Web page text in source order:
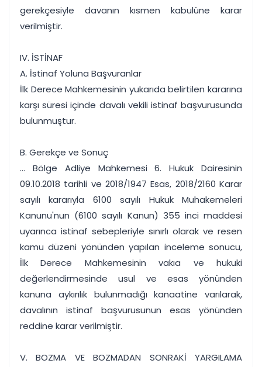
gerekçesiyle davanın kısmen kabulüne karar
verilmiştir.
IV. İSTİNAF
A. İstinaf Yoluna Başvuranlar
İlk Derece Mahkemesinin yukarıda belirtilen kararına
karşı süresi içinde davalı vekili istinaf başvurusunda
bulunmuştur.
B. Gerekçe ve Sonuç
... Bölge Adliye Mahkemesi 6. Hukuk Dairesinin
09.10.2018 tarihli ve 2018/1947 Esas, 2018/2160 Karar
sayılı kararıyla 6100 sayılı Hukuk Muhakemeleri
Kanunu'nun (6100 sayılı Kanun) 355 inci maddesi
uyarınca istinaf sebepleriyle sınırlı olarak ve resen
kamu düzeni yönünden yapılan inceleme sonucu,
İlk Derece Mahkemesinin vakıa ve hukuki
değerlendirmesinde usul ve esas yönünden
kanuna aykırılık bulunmadığı kanaatine varılarak,
davalının istinaf başvurusunun esas yönünden
reddine karar verilmiştir.
V. BOZMA VE BOZMADAN SONRAKİ YARGILAMA